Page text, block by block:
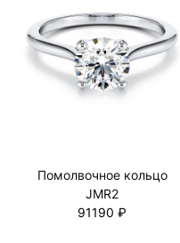
Помолвочное кольцо
JMR2
91190 ₽